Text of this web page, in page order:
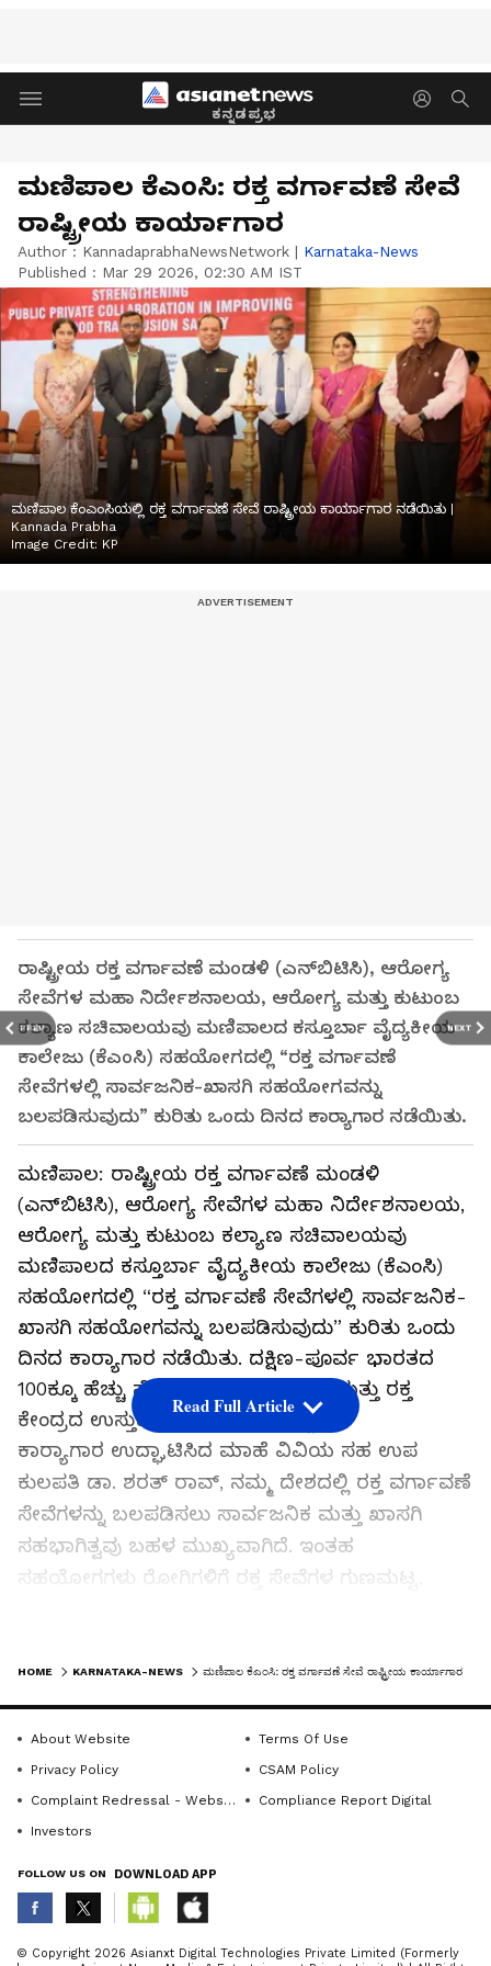
ಕನ್ನಡಪ್ರಭ
PREV NEXT
ಮಣಿಪಾಲ ಕೆಎಂಸಿ: ರಕ್ತ ವರ್ಗಾವಣೆ ಸೇವೆ
ರಾಷ್ಟ್ರೀಯ ಕಾರ್ಯಾಗಾರ
Author : KannadaprabhaNewsNetwork | Karnataka-News
Published : Mar 29 2026, 02:30 AM IST
ಮಣಿಪಾಲ ಕೆಂಎಂಸಿಯಲ್ಲಿ ರಕ್ತ ವರ್ಗಾವಣೆ ಸೇವೆ ರಾಷ್ಟ್ರೀಯ ಕಾರ್ಯಾಗಾರ ನಡೆಯಿತು |
Kannada Prabha
Image Credit: KP
ರಾಷ್ಟ್ರೀಯ ರಕ್ತ ವರ್ಗಾವಣೆ ಮಂಡಳಿ (ಎನ್‌ಬಿಟಿಸಿ), ಆರೋಗ್ಯ
ಸೇವೆಗಳ ಮಹಾ ನಿರ್ದೇಶನಾಲಯ, ಆರೋಗ್ಯ ಮತ್ತು ಕುಟುಂಬ
ಕಲ್ಯಾಣ ಸಚಿವಾಲಯವು ಮಣಿಪಾಲದ ಕಸ್ತೂರ್ಬಾ ವೈದ್ಯಕೀಯ
ಕಾಲೇಜು (ಕೆಎಂಸಿ) ಸಹಯೋಗದಲ್ಲಿ “ರಕ್ತ ವರ್ಗಾವಣೆ
ಸೇವೆಗಳಲ್ಲಿ ಸಾರ್ವಜನಿಕ-ಖಾಸಗಿ ಸಹಯೋಗವನ್ನು
ಬಲಪಡಿಸುವುದು” ಕುರಿತು ಒಂದು ದಿನದ ಕಾರ್‍ಯಾಗಾರ ನಡೆಯಿತು.
ಮಣಿಪಾಲ: ರಾಷ್ಟ್ರೀಯ ರಕ್ತ ವರ್ಗಾವಣೆ ಮಂಡಳಿ
(ಎನ್‌ಬಿಟಿಸಿ), ಆರೋಗ್ಯ ಸೇವೆಗಳ ಮಹಾ ನಿರ್ದೇಶನಾಲಯ,
ಆರೋಗ್ಯ ಮತ್ತು ಕುಟುಂಬ ಕಲ್ಯಾಣ ಸಚಿವಾಲಯವು
ಮಣಿಪಾಲದ ಕಸ್ತೂರ್ಬಾ ವೈದ್ಯಕೀಯ ಕಾಲೇಜು (ಕೆಎಂಸಿ)
ಸಹಯೋಗದಲ್ಲಿ “ರಕ್ತ ವರ್ಗಾವಣೆ ಸೇವೆಗಳಲ್ಲಿ ಸಾರ್ವಜನಿಕ-
ಖಾಸಗಿ ಸಹಯೋಗವನ್ನು ಬಲಪಡಿಸುವುದು” ಕುರಿತು ಒಂದು
ದಿನದ ಕಾರ್‍ಯಾಗಾರ ನಡೆಯಿತು. ದಕ್ಷಿಣ-ಪೂರ್ವ ಭಾರತದ
100ಕ್ಕೂ ಹೆಚ್ಚು ವೈದ್ಯಕೀಯ ಅಧಿಕಾರಿಗಳು ಮತ್ತು ರಕ್ತ
ಕೇಂದ್ರದ ಉಸ್ತುವಾರಿಗಳು ಭಾಗವಹಿಸಿದ್ದರು.
ಕಾರ್‍ಯಾಗಾರ ಉದ್ಘಾಟಿಸಿದ ಮಾಹೆ ವಿವಿಯ ಸಹ ಉಪ
ಕುಲಪತಿ ಡಾ. ಶರತ್ ರಾವ್, ನಮ್ಮ ದೇಶದಲ್ಲಿ ರಕ್ತ ವರ್ಗಾವಣೆ
ಸೇವೆಗಳನ್ನು ಬಲಪಡಿಸಲು ಸಾರ್ವಜನಿಕ ಮತ್ತು ಖಾಸಗಿ
ಸಹಭಾಗಿತ್ವವು ಬಹಳ ಮುಖ್ಯವಾಗಿದೆ. ಇಂತಹ
ಸಹಯೋಗಗಳು ರೋಗಿಗಳಿಗೆ ರಕ್ತ ಸೇವೆಗಳ ಗುಣಮಟ್ಟ,
ಉತ್ಪನ್ನಗಳನ್ನು ಒದಗಿಸುವಲ್ಲಿ, ಅದಕ್ಕೆ ಅಗತ್ಯ ಸುರಕ್ಷತಾ
ಮಾನದಂಡಗಳನ್ನು ಕಾಯ್ದುಕೊಳ್ಳುವಲ್ಲಿ ಕೆಎಂಸಿಯ ಇಮ್ಯುನೊ
ಹೆಮಟಾಲಜಿ ಮತ್ತು ರಕ್ತ ವರ್ಗಾವಣೆ ವಿಭಾಗ
(ಐಎಚ್‌ಬಿಟಿ)ವು ಬದ್ಧವಾಗಿದೆ ಎಂದರು.
ಆರೋಗ್ಯ ಮತ್ತು ಕುಟುಂಬ ಕಲ್ಯಾಣ ಸಚಿವಾಲಯದ ಉಪ
ಅವರು, ರಾಷ್ಟ್ರೀಯ ರಕ್ತ ನೀತಿಯ ಕುರಿತು ಮಾತನಾಡಿ,
ಸಾರ್ವಜನಿಕ ಮತ್ತು ಖಾಸಗಿ ವಲಯಗಳ ನಡುವೆ ಉತ್ತಮ
ಸಮನ್ವಯದ ಮೂಲಕ ರಕ್ತ ವರ್ಗಾವಣೆ ಸೇವೆಗಳನ್ನು
Read Full Article
ABOUT THE AUTHOR
HOME KARNATAKA-NEWS ಮಣಿಪಾಲ ಕೆಎಂಸಿ: ರಕ್ತ ವರ್ಗಾವಣೆ ಸೇವೆ ರಾಷ್ಟ್ರೀಯ ಕಾರ್ಯಾಗಾರ
About Website
Terms Of Use
Privacy Policy
CSAM Policy
Complaint Redressal - Website
Compliance Report Digital
Investors
FOLLOW US ON DOWNLOAD APP
© Copyright 2026 Asianxt Digital Technologies Private Limited (Formerly